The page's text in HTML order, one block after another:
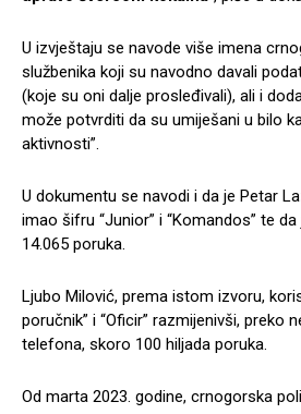
U izvještaju se navode više imena
službenika koji su navodno davali
(koje su oni dalje prosleđivali), ali i
može potvrditi da su umiješani u bilo
aktivnosti”.
U dokumentu se navodi i da je Petar
imao šifru “Junior” i “Komandos” te
14.065 poruka.
Ljubo Milović, prema istom izvoru,
poručnik” i “Oficir” razmijenivši, preko
telefona, skoro 100 hiljada poruka.
Od marta 2023. godine, crnogorska